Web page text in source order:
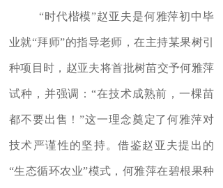
“时代楷模”赵亚夫是何雅萍初中毕
业就“拜师”的指导老师，在主持某果树引
种项目时，赵亚夫将首批树苗交予何雅萍
试种，并强调：“在技术成熟前，一棵苗
都不要出售！”这一理念奠定了何雅萍对
技术严谨性的坚持。借鉴赵亚夫提出的
“生态循环农业”模式，何雅萍在碧根果种